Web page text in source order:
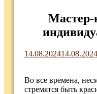
Мастер-
14.08.202414.08.2024
Во все времена,
стремятся быть